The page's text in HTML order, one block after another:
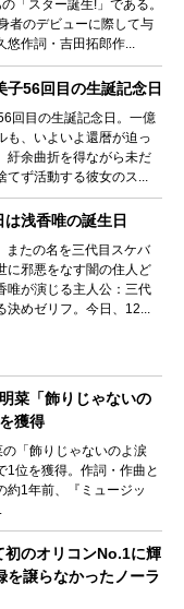
「スター誕生!」である。
者のデビューに際して与
悠作詞・吉田拓郎作...
56回目の生誕記念日
回目の生誕記念日。一億
も、いよいよ還暦が迫っ
紆余曲折を得ながら未だ
ず活動する彼女のス...
浅香唯の誕生日
またの名を三代目スケバ
邪悪をなす闇の住人ど
唯が演じる主人公：三代
めゼリフ。今日、12...
菜「飾りじゃないの
獲得
「飾りじゃないのよ涙
1位を獲得。作詞・作曲と
約1年前、『ミュージッ
のオリコンNo.1に輝
を譲らなかったノーラ